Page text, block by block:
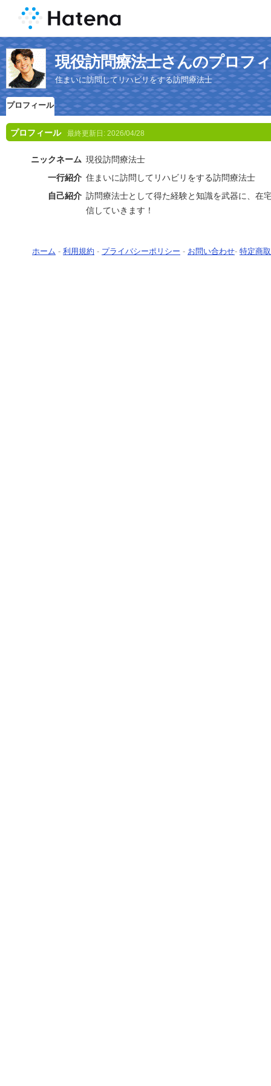
現役訪問療法士さんのプロフ
住まいに訪問してリハビリをする訪問療法士
プロフィール
プロフィール 最終更新日: 2026/04/28
ニックネーム 現役訪問療法士
一行紹介 住まいに訪問してリハビリをする訪問療法士
自己紹介 訪問療法士として得た経験と知識を武器に、在
信していきます！
ホーム - 利用規約 - プライバシーポリシー - お問い合わせ- 特定商